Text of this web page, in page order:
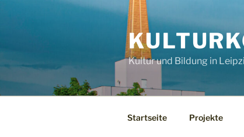
Kultur und Bildung in
Startseite Projekte